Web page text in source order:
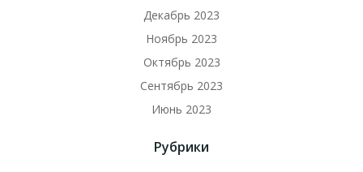
Декабрь 2023
Ноябрь 2023
Октябрь 2023
Сентябрь 2023
Июнь 2023
Рубрики